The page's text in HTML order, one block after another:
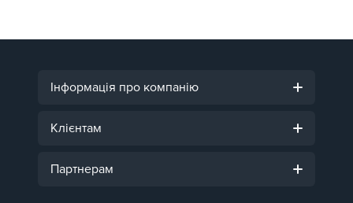
Інформація про компанію
Клієнтам
Партнерам